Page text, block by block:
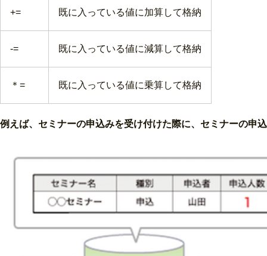
+= 既に入っている値に加算して格納
-= 既に入っている値に減算して格納
＊= 既に入っている値に乗算して格納
例えば、セミナーの申込みを受け付けた際に、セミナーの申